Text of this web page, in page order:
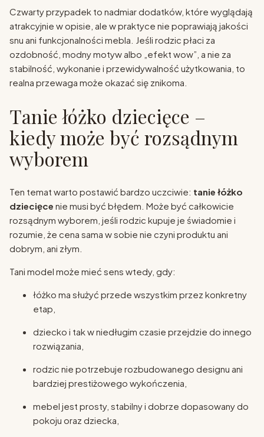
Czwarty przypadek to nadmiar dodatków, które wyglądają
atrakcyjnie w opisie, ale w praktyce nie poprawiają jakości
snu ani funkcjonalności mebla. Jeśli rodzic płaci za
ozdobność, modny motyw albo „efekt wow”, a nie za
stabilność, wykonanie i przewidywalność użytkowania, to
realna przewaga może okazać się znikoma.
Tanie łóżko dziecięce –
kiedy może być rozsądnym
wyborem
Ten temat warto postawić bardzo uczciwie: tanie łóżko
dziecięce nie musi być błędem. Może być całkowicie
rozsądnym wyborem, jeśli rodzic kupuje je świadomie i
rozumie, że cena sama w sobie nie czyni produktu ani
dobrym, ani złym.
Tani model może mieć sens wtedy, gdy:
łóżko ma służyć przede wszystkim przez konkretny
etap,
dziecko i tak w niedługim czasie przejdzie do innego
rozwiązania,
rodzic nie potrzebuje rozbudowanego designu ani
bardziej prestiżowego wykończenia,
mebel jest prosty, stabilny i dobrze dopasowany do
pokoju oraz dziecka,